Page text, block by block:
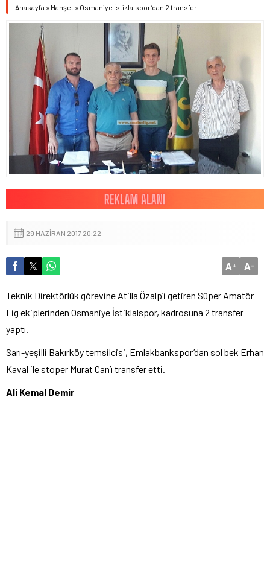
Anasayfa » Manşet » Osmaniye İstiklalspor’dan 2 transfer
29 HAZIRAN 2017 20:22
A+ A-
Teknik Direktörlük görevine Atilla Özalp’i getiren Süper Amatör
Lig ekiplerinden Osmaniye İstiklalspor, kadrosuna 2 transfer
yaptı.
Sarı-yeşilli Bakırköy temsilcisi, Emlakbankspor’dan sol bek Erhan
Kaval ile stoper Murat Can’ı transfer etti.
Ali Kemal Demir